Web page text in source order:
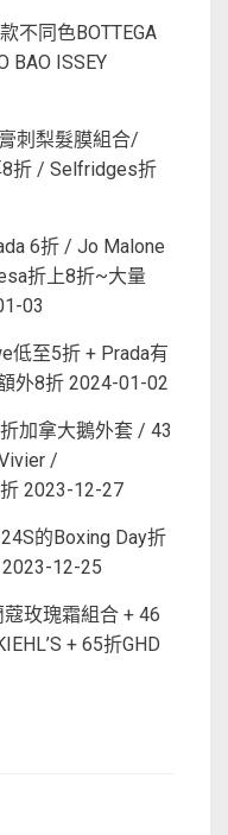
不同色BOTTEGA
BAO ISSEY
刺梨髮膜組合/
折 / Selfridges折
6折 / Jo Malone
折上8折~大量
03
低至5折 + Prada有
外8折 2024-01-02
加拿大鵝外套 / 43
/
2023-12-27
的Boxing Day折
2023-12-25
玫瑰霜組合 + 46
+ 65折GHD